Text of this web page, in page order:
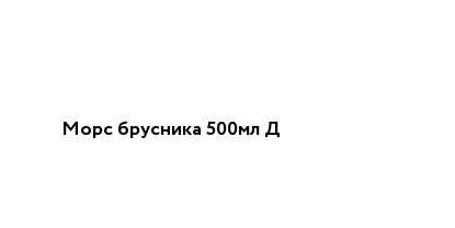
Морс брусника 500мл Д